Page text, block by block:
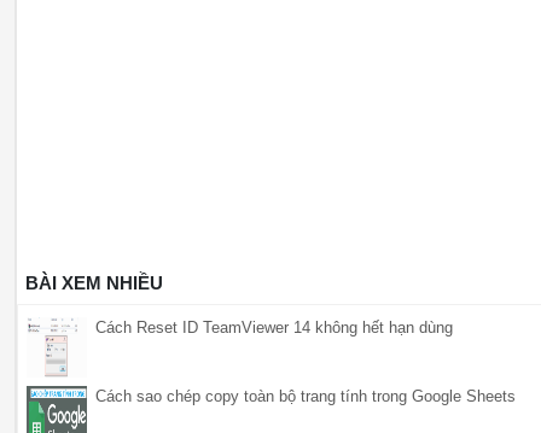
BÀI XEM NHIỀU
Cách Reset ID TeamViewer 14 không hết hạn dùng
Cách sao chép copy toàn bộ trang tính trong Google Sheets